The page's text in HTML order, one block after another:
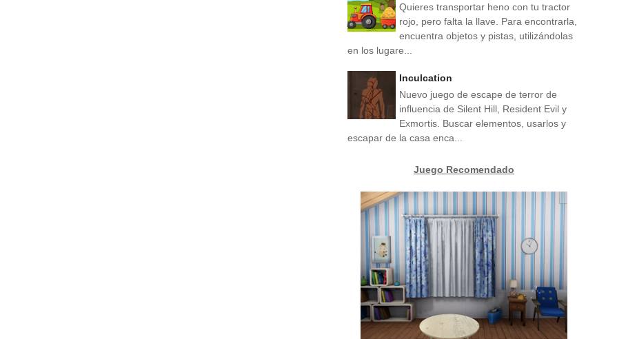
Quieres transportar heno con tu tractor
rojo, pero falta la llave. Para encontrarla,
encuentra objetos y pistas, utilizándolas
en los lugare...
Inculcation
Nuevo juego de escape de terror de
influencia de Silent Hill, Resident Evil y
Exmortis. Buscar elementos, usarlos y
escapar de la casa enca...
Juego Recomendado